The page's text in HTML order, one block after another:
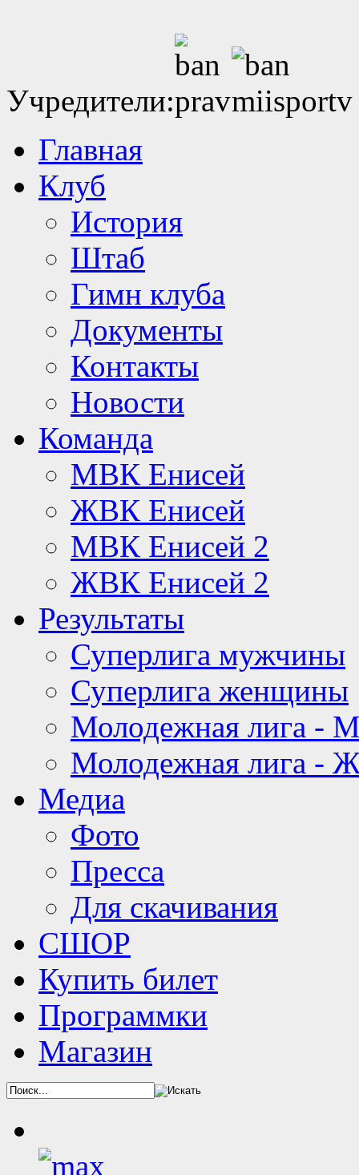
Учредители:
Главная
Клуб
История
Штаб
Гимн клуба
Документы
Контакты
Новости
Команда
МВК Енисей
ЖВК Енисей
МВК Енисей 2
ЖВК Енисей 2
Результаты
Суперлига мужчины
Суперлига женщины
Молодежная лига -
Молодежная лига -
Медиа
Фото
Пресса
Для скачивания
СШОР
Купить билет
Программки
Магазин